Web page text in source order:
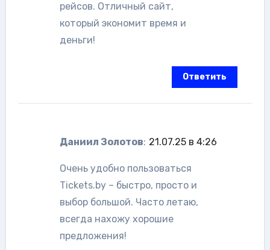
рейсов. Отличный сайт,
который экономит время и
деньги!
Ответить
Даниил Золотов: 21.07.25 в 4:26
Очень удобно пользоваться
Tickets.by – быстро, просто и
выбор большой. Часто летаю,
всегда нахожу хорошие
предложения!